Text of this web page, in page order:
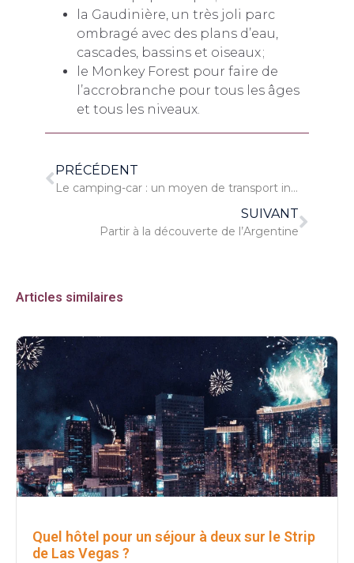
la Gaudinière, un très joli parc
ombragé avec des plans d’eau,
cascades, bassins et oiseaux ;
le Monkey Forest pour faire de
l’accrobranche pour tous les âges
et tous les niveaux.
PRÉCÉDENT
Le camping-car : un moyen de transport intéressant pour partir en voyage
SUIVANT
Partir à la découverte de l’Argentine
Articles similaires
Quel hôtel pour un séjour à deux sur le Strip
de Las Vegas ?